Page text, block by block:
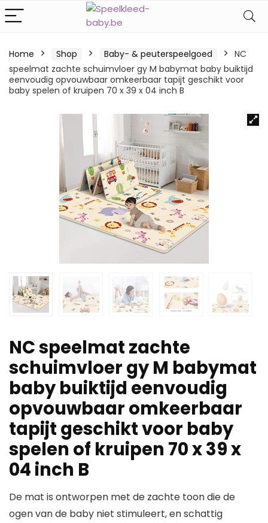
Home Shop Baby- & peuterspeelgoed
NC
speelmat zachte schuimvloer gy M babymat baby buiktijd
eenvoudig opvouwbaar omkeerbaar tapijt geschikt voor
baby spelen of kruipen 70 x 39 x 04 inch B
NC speelmat zachte
schuimvloer gy M babymat
baby buiktijd eenvoudig
opvouwbaar omkeerbaar
tapijt geschikt voor baby
spelen of kruipen 70 x 39 x
04 inch B
De mat is ontworpen met de zachte toon die de
ogen van de baby niet stimuleert, en schattig